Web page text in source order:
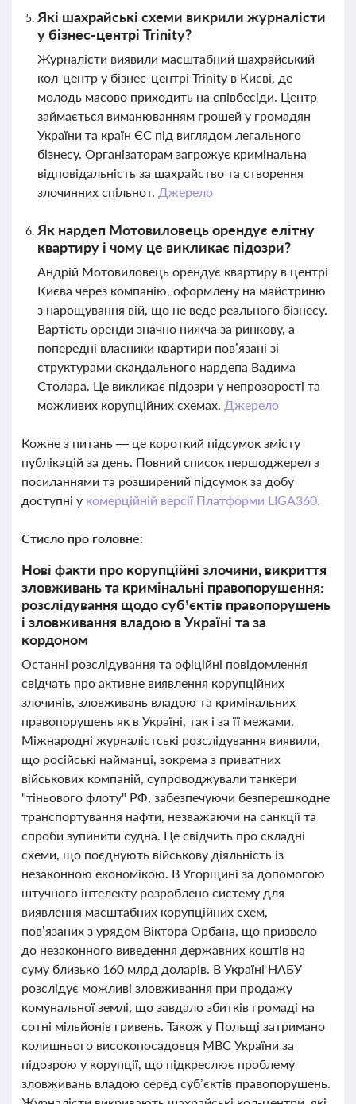
Які шахрайські схеми викрили журналісти
у бізнес-центрі Trinity?
Журналісти виявили масштабний шахрайський
кол-центр у бізнес-центрі Trinity в Києві, де
молодь масово приходить на співбесіди. Центр
займається виманюванням грошей у громадян
України та країн ЄС під виглядом легального
бізнесу. Організаторам загрожує кримінальна
відповідальність за шахрайство та створення
злочинних спільнот. Джерело
Як нардеп Мотовиловець орендує елітну
квартиру і чому це викликає підозри?
Андрій Мотовиловець орендує квартиру в центрі
Києва через компанію, оформлену на майстриню
з нарощування вій, що не веде реального бізнесу.
Вартість оренди значно нижча за ринкову, а
попередні власники квартири пов’язані зі
структурами скандального нардепа Вадима
Столара. Це викликає підозри у непрозорості та
можливих корупційних схемах. Джерело
Кожне з питань — це короткий підсумок змісту
публікацій за день. Повний список першоджерел з
посиланнями та розширений підсумок за добу
доступні у комерційній версії Платформи LIGA360.
Стисло про головне:
Нові факти про корупційні злочини, викриття
зловживань та кримінальні правопорушення:
розслідування щодо суб’єктів правопорушень
і зловживання владою в Україні та за
кордоном
Останні розслідування та офіційні повідомлення
свідчать про активне виявлення корупційних
злочинів, зловживань владою та кримінальних
правопорушень як в Україні, так і за її межами.
Міжнародні журналістські розслідування виявили,
що російські найманці, зокрема з приватних
військових компаній, супроводжували танкери
"тіньового флоту" РФ, забезпечуючи безперешкодне
транспортування нафти, незважаючи на санкції та
спроби зупинити судна. Це свідчить про складні
схеми, що поєднують військову діяльність із
незаконною економікою. В Угорщині за допомогою
штучного інтелекту розроблено систему для
виявлення масштабних корупційних схем,
пов’язаних з урядом Віктора Орбана, що призвело
до незаконного виведення державних коштів на
суму близько 160 млрд доларів. В Україні НАБУ
розслідує можливі зловживання при продажу
комунальної землі, що завдало збитків громаді на
сотні мільйонів гривень. Також у Польщі затримано
колишнього високопосадовця МВС України за
підозрою у корупції, що підкреслює проблему
зловживань владою серед суб’єктів правопорушень.